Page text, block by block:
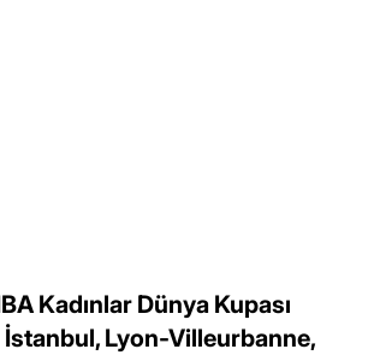
Kadınlar Dünya Kupası
Lyon-Villeurbanne,